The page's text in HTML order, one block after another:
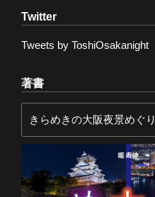
Twitter
Tweets by ToshiOsakanight
著書
きらめきの大阪夜景めぐり